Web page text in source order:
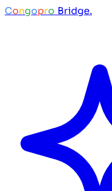
Congopro Bridge.